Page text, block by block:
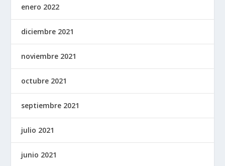
enero 2022
diciembre 2021
noviembre 2021
octubre 2021
septiembre 2021
julio 2021
junio 2021